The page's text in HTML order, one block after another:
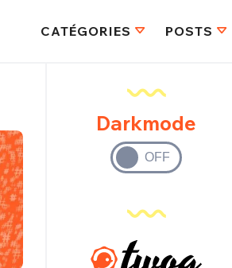
CATÉGORIES POSTS
Darkmode